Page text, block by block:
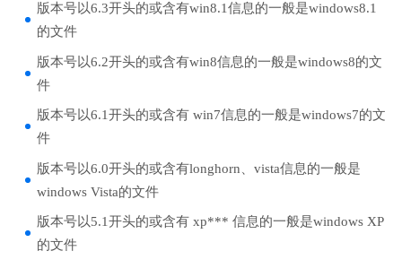
版本号以6.3开头的或含有win8.1信息的一般是windows8.1
的文件
版本号以6.2开头的或含有win8信息的一般是windows8的文
件
版本号以6.1开头的或含有 win7信息的一般是windows7的文
件
版本号以6.0开头的或含有longhorn、vista信息的一般是
windows Vista的文件
版本号以5.1开头的或含有 xp*** 信息的一般是windows XP
的文件